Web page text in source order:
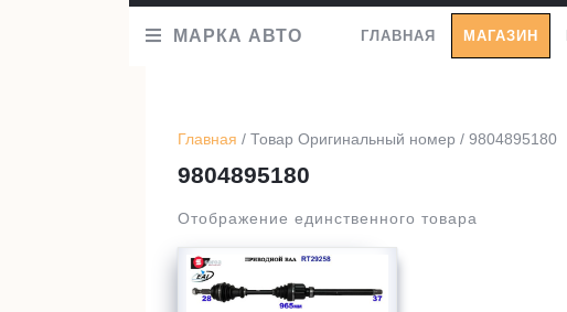
МАРКА АВТО ГЛАВНАЯ МАГАЗИН
Главная / Товар Оригинальный номер / 9804895180
9804895180
Отображение единственного товара